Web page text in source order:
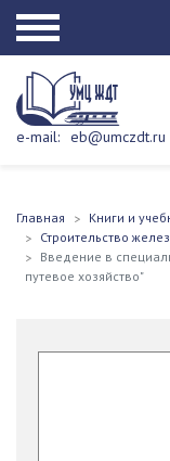
e-mail: eb@umczdt.ru
Главная Книги и
Строительство
Введение в
путевое хозяйство"